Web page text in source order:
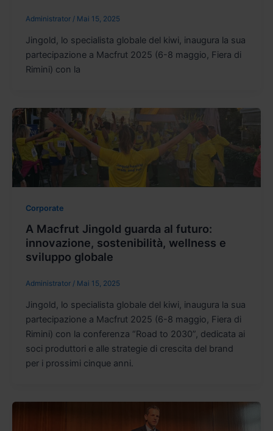
Administrator / Mai 15, 2025
Jingold, lo specialista globale del kiwi, inaugura la sua
partecipazione a Macfrut 2025 (6-8 maggio, Fiera di
Rimini) con la
Corporate
A Macfrut Jingold guarda al futuro:
innovazione, sostenibilità, wellness e
sviluppo globale
Administrator / Mai 15, 2025
Jingold, lo specialista globale del kiwi, inaugura la sua
partecipazione a Macfrut 2025 (6-8 maggio, Fiera di
Rimini) con la conferenza “Road to 2030”, dedicata ai
soci produttori e alle strategie di crescita del brand
per i prossimi cinque anni.